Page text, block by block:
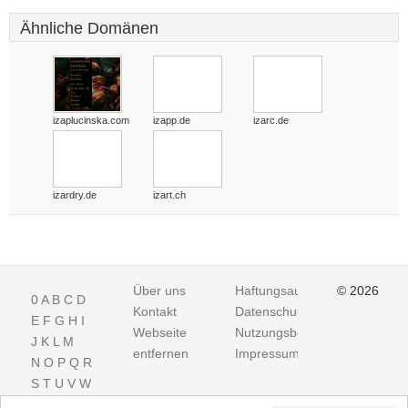
Ähnliche Domänen
izaplucinska.com izapp.de izarc.de
izardry.de izart.ch
0A B C D
E F G H I
J K L M
N O P Q R
S T U V W
Über uns
Kontakt
Webseite
entfernen
Haftungsausschluss
Datenschutz
Nutzungsbedingungen
Impressum
© 2026